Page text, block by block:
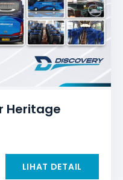
Heritage
LIHAT DETAIL